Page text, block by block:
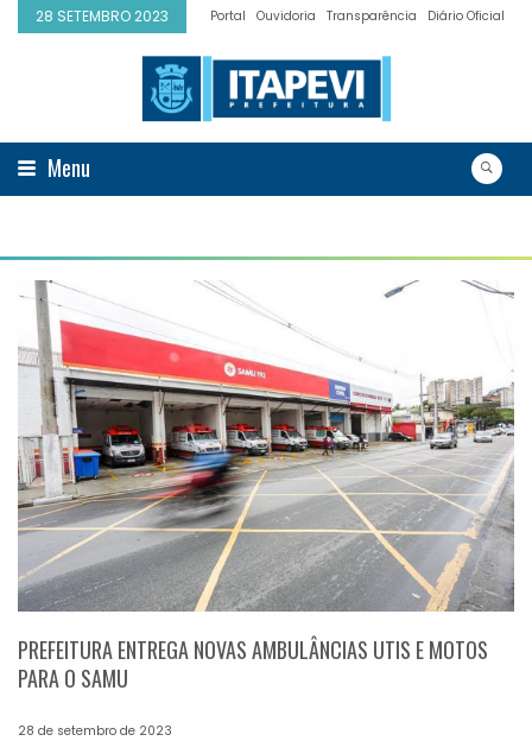
28 SETEMBRO 2023 Portal Ouvidoria Transparência Diário Oficial
Menu
PREFEITURA ENTREGA NOVAS AMBULÂNCIAS UTIS E MOTOS
PARA O SAMU
28 de setembro de 2023